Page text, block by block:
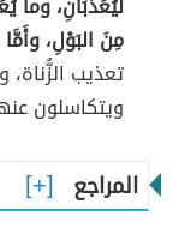
مِنَ البَوْلِ،
تعذيب
ويتكاسلون
المراجع